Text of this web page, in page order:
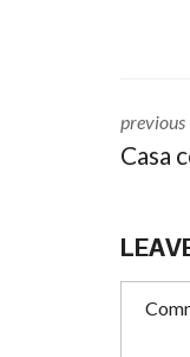
previous
Casa